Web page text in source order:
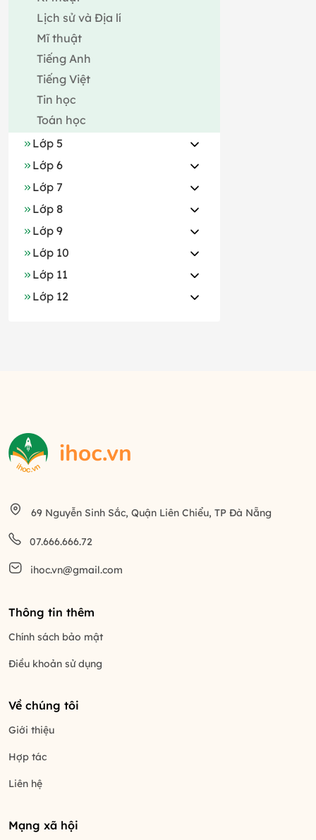
Lịch sử và Địa lí
Mĩ thuật
Tiếng Anh
Tiếng Việt
Tin học
Toán học
Lớp 5
Lớp 6
Lớp 7
Lớp 8
Lớp 9
Lớp 10
Lớp 11
Lớp 12
69 Nguyễn Sinh Sắc, Quận Liên Chiểu, TP Đà Nẵng
07.666.666.72
ihoc.vn@gmail.com
Thông tin thêm
Chính sách bảo mật
Điều khoản sử dụng
Về chúng tôi
Giới thiệu
Hợp tác
Liên hệ
Mạng xã hội